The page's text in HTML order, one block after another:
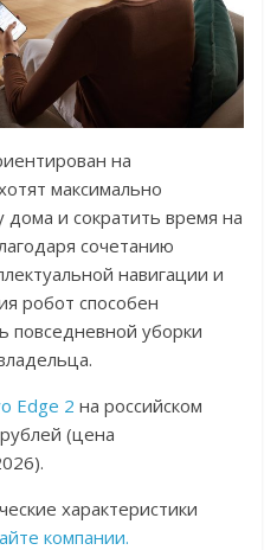
на
максимально
дома и сократить время на
сочетанию
навигации и
робот способен
повседневной уборки
Edge 2 на российском
(цена
характеристики
компании.